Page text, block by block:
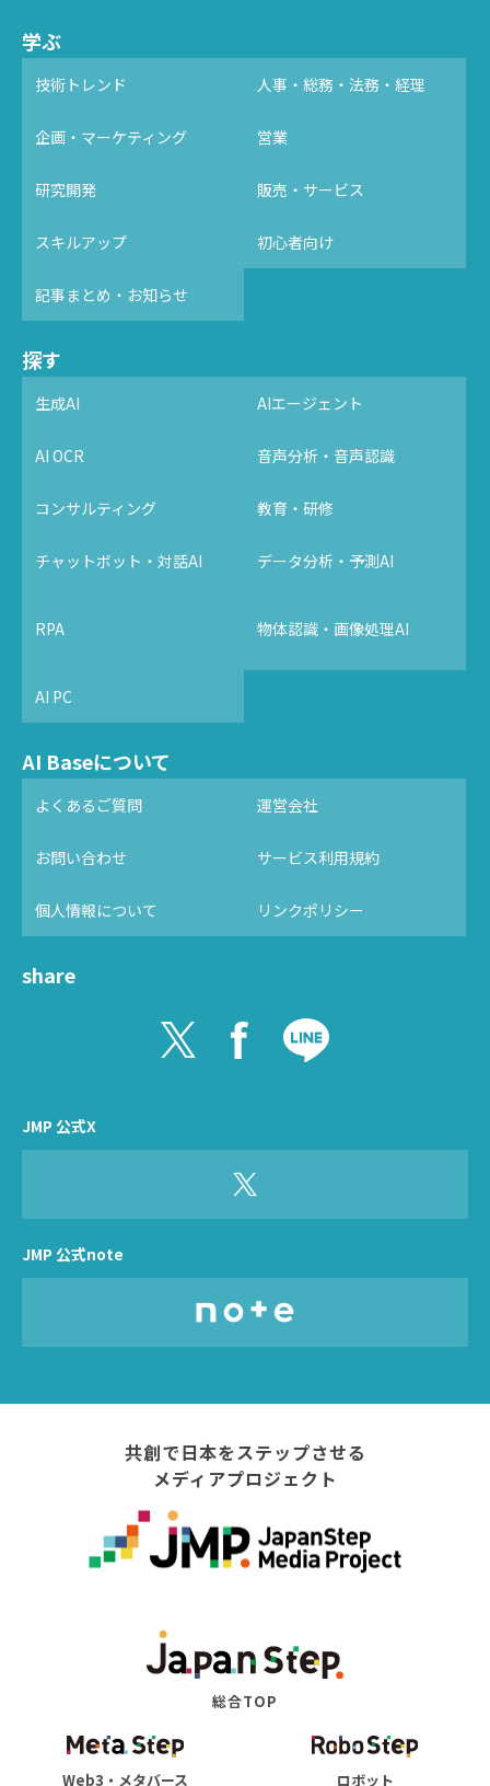
学ぶ
技術トレンド 人事・総務・法務・経理
企画・マーケティング 営業
研究開発 販売・サービス
スキルアップ 初心者向け
記事まとめ・お知らせ
探す
生成AI AIエージェント
AI OCR 音声分析・音声認識
コンサルティング 教育・研修
チャットボット・対話AI データ分析・予測AI
RPA 物体認識・画像処理AI
AI PC
AI Baseについて
よくあるご質問 運営会社
お問い合わせ サービス利用規約
個人情報について リンクポリシー
share
JMP 公式X
JMP 公式note
共創で日本をステップさせる
メディアプロジェクト
総合TOP
Web3・メタバース ロボット